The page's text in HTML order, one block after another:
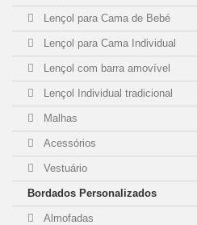
Lençol para Cama de Bebé
Lençol para Cama Individual
Lençol com barra amovível
Lençol Individual tradicional
Malhas
Acessórios
Vestuário
Bordados Personalizados
Almofadas